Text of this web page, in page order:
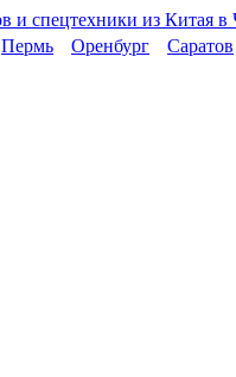
Пермь Оренбург Саратов